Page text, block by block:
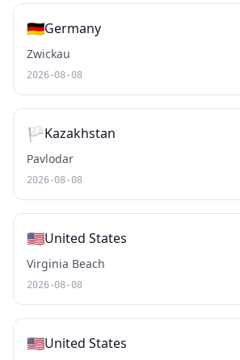
🇩🇪Germany
Zwickau
2026-08-08
🏳️Kazakhstan
Pavlodar
2026-08-08
🇺🇸United States
Virginia Beach
2026-08-08
🇺🇸United States